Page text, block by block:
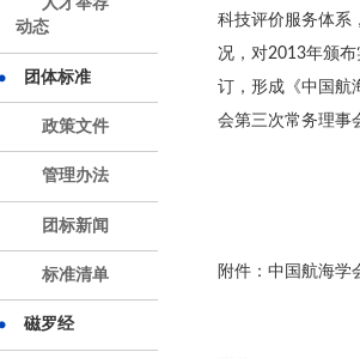
人才举荐
动态
团体标准
政策文件
管理办法
团标新闻
标准清单
磁罗经
科技评价服务体系
况，对2013年颁
订，形成《中国航
会第三次常务理事
附件：中国航海学